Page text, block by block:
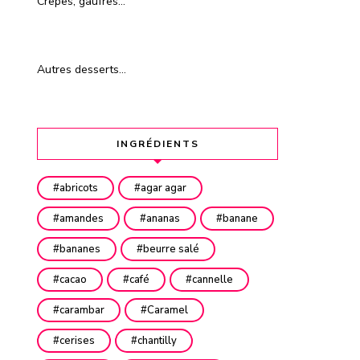
Autres desserts…
INGRÉDIENTS
abricots agar agar
amandes ananas banane
bananes beurre salé
cacao café cannelle
carambar Caramel
cerises chantilly